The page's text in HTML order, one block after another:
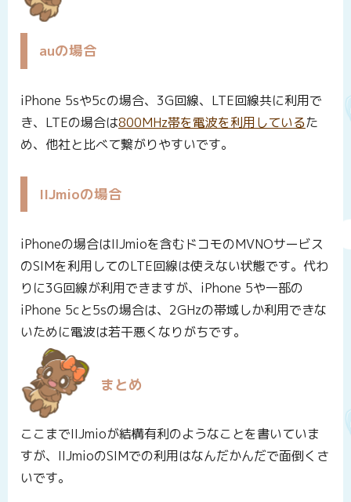
auの場合
iPhone 5sや5cの場合、3G回線、LTE回線共に利用で
き、LTEの場合は800MHz帯を電波を利用しているた
め、他社と比べて繋がりやすいです。
IIJmioの場合
iPhoneの場合はIIJmioを含むドコモのMVNOサービス
のSIMを利用してのLTE回線は使えない状態です。代わ
りに3G回線が利用できますが、iPhone 5や一部の
iPhone 5cと5sの場合は、2GHzの帯域しか利用できな
いために電波は若干悪くなりがちです。
まとめ
ここまでIIJmioが結構有利のようなことを書いていま
すが、IIJmioのSIMでの利用はなんだかんだで面倒くさ
いです。